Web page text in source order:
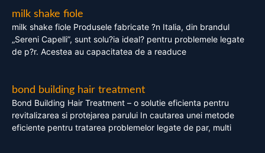
milk shake fiole
milk shake fiole Produsele fabricate ?n Italia, din brandul
„Sereni Capelli”, sunt solu?ia ideal? pentru problemele legate
de p?r. Acestea au capacitatea de a readuce
bond building hair treatment
Bond Building Hair Treatment – o solutie eficienta pentru
revitalizarea si protejarea parului In cautarea unei metode
eficiente pentru tratarea problemelor legate de par, multi